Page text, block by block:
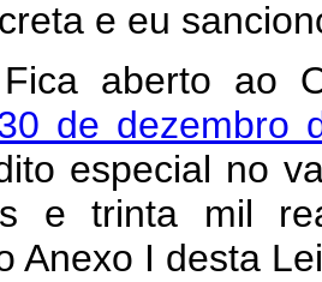
e eu
aberto ao
de dezembro
especial no
e trinta mil
Anexo I desta